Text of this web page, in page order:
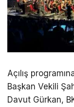
Açılış
Başkan Vekili
Davut Gürkan,